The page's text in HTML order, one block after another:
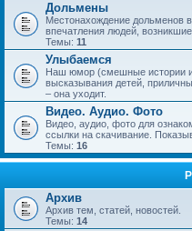
Дольмены
Местонахождение дольменов
впечатления людей,
Темы: 11
Улыбаемся
Наш юмор (смешные истории
высказывания детей,
– она уходит.
Видео. Аудио. Фото
Видео, аудио, фото для
ссылки на скачивание.
Темы: 16
Архив
Архив тем, статей, новостей.
Темы: 14